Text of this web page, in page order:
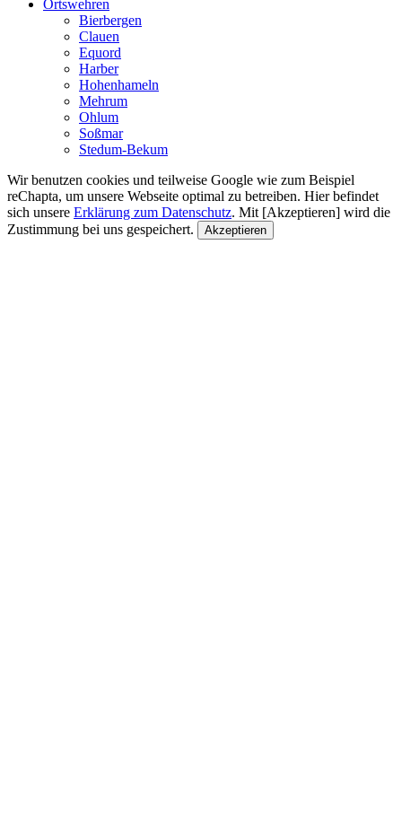
Ortswehren
Bierbergen
Clauen
Equord
Harber
Hohenhameln
Mehrum
Ohlum
Soßmar
Stedum-Bekum
Wir benutzen cookies und teilweise Google wie zum Beispiel
reChapta, um unsere Webseite optimal zu betreiben. Hier befindet
sich unsere Erklärung zum Datenschutz. Mit [Akzeptieren] wird die
Zustimmung bei uns gespeichert.
Akzeptieren